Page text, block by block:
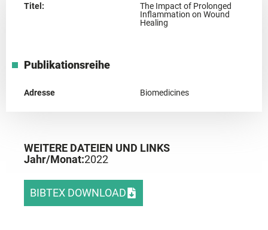
Titel:
The Impact of Prolonged
Inflammation on Wound
Healing
Publikationsreihe
Adresse Biomedicines
WEITERE DATEIEN UND LINKS
Jahr/Monat:2022
BIBTEX DOWNLOAD